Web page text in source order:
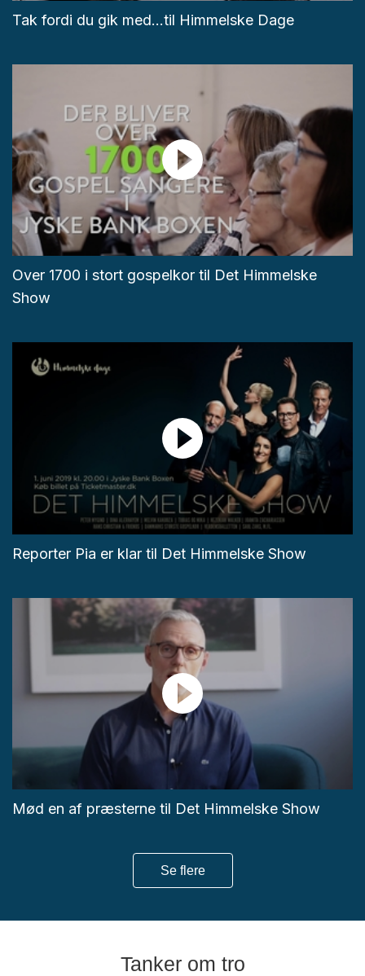
Tak fordi du gik med...til Himmelske Dage
Over 1700 i stort gospelkor til Det Himmelske
Show
Reporter Pia er klar til Det Himmelske Show
Mød en af præsterne til Det Himmelske Show
Se flere
Tanker om tro